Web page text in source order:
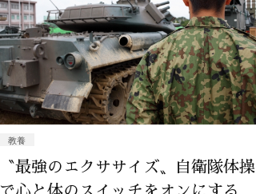
教養
〝最強のエクササイズ〟自衛隊体操